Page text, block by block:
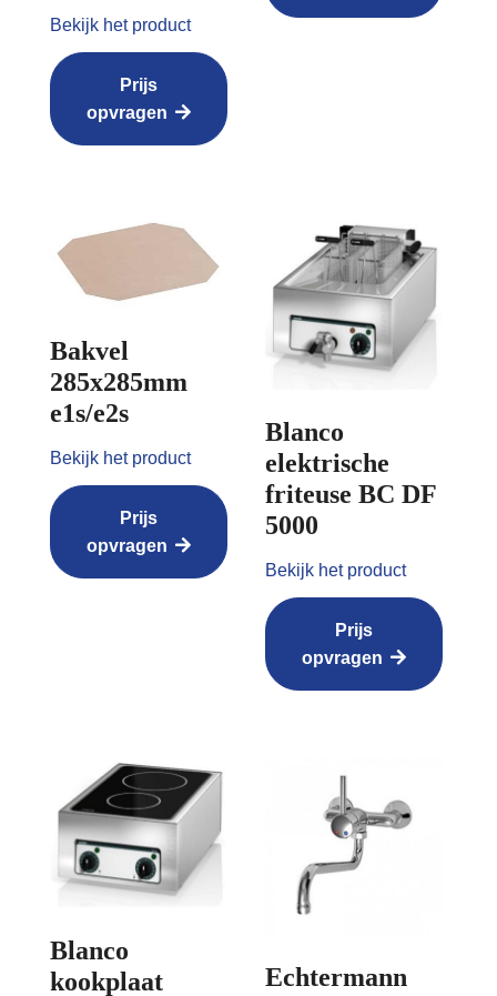
Bekijk het product
Prijs
opvragen
Bakvel
285x285mm
e1s/e2s
Bekijk het product
Prijs
opvragen
Blanco
elektrische
friteuse BC DF
5000
Bekijk het product
Prijs
opvragen
Blanco
kookplaat
Echtermann